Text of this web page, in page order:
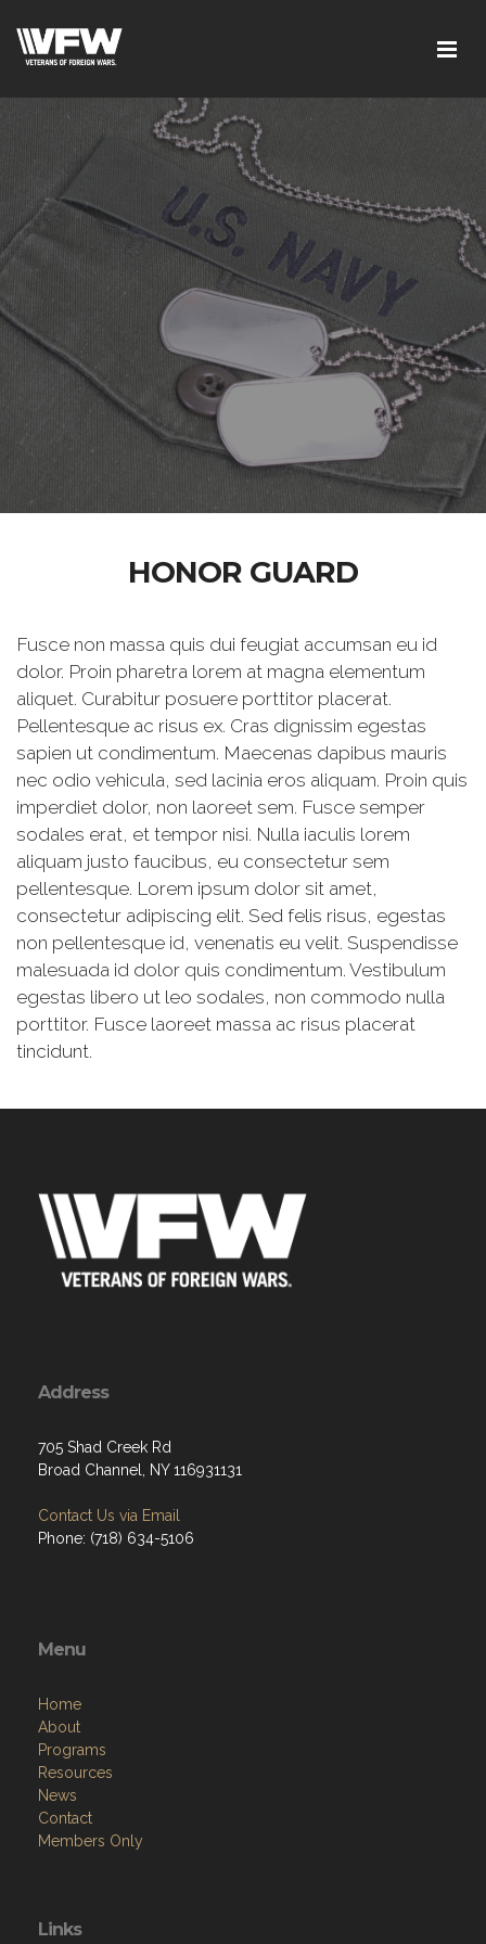
HONOR GUARD
Fusce non massa quis dui feugiat accumsan eu id
dolor. Proin pharetra lorem at magna elementum
aliquet. Curabitur posuere porttitor placerat.
Pellentesque ac risus ex. Cras dignissim egestas
sapien ut condimentum. Maecenas dapibus mauris
nec odio vehicula, sed lacinia eros aliquam. Proin quis
imperdiet dolor, non laoreet sem. Fusce semper
sodales erat, et tempor nisi. Nulla iaculis lorem
aliquam justo faucibus, eu consectetur sem
pellentesque. Lorem ipsum dolor sit amet,
consectetur adipiscing elit. Sed felis risus, egestas
non pellentesque id, venenatis eu velit. Suspendisse
malesuada id dolor quis condimentum. Vestibulum
egestas libero ut leo sodales, non commodo nulla
porttitor. Fusce laoreet massa ac risus placerat
tincidunt.
Address
705 Shad Creek Rd
Broad Channel, NY 116931131
Contact Us via Email
Phone: (718) 634-5106
Menu
Home
About
Programs
Resources
News
Contact
Members Only
Links